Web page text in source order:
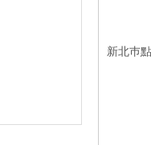
新北巿